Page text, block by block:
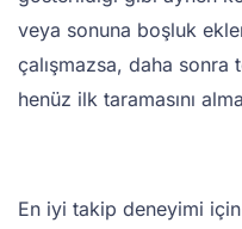
veya sonuna boşluk
çalışmazsa, daha
henüz ilk taramasını
En iyi takip deneyimi